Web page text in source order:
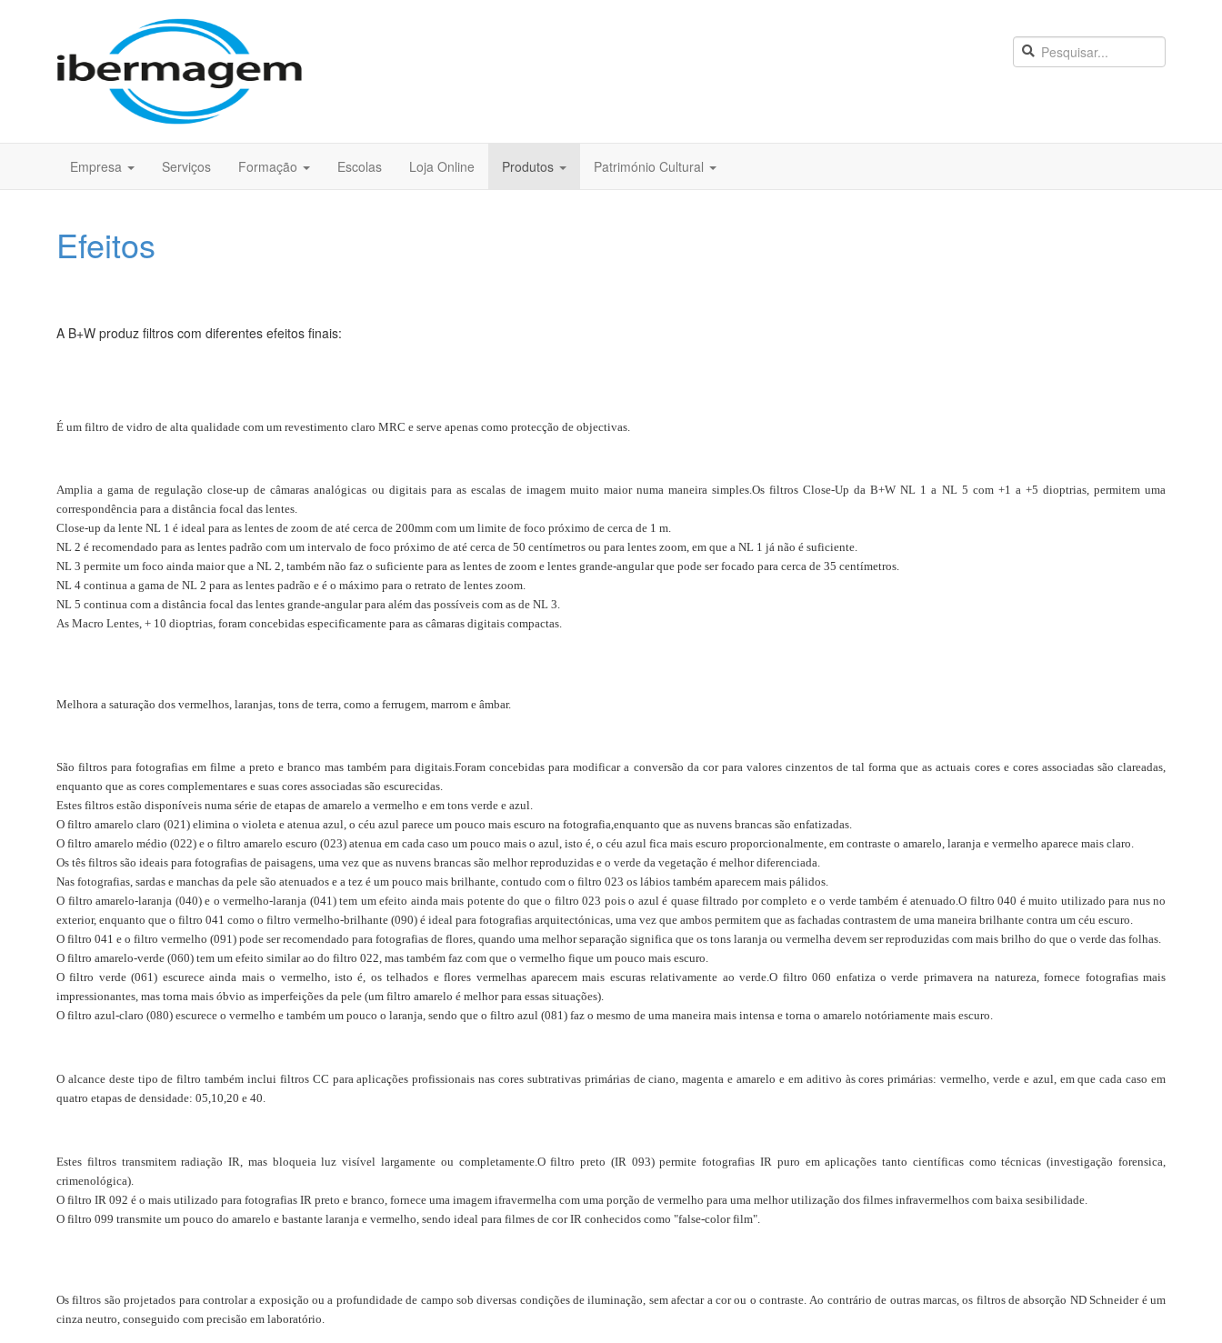
Empresa Serviços Formação Escolas Loja Online Produtos Património Cultural
Efeitos
A B+W produz filtros com diferentes efeitos finais:
É um filtro de vidro de alta qualidade com um revestimento claro MRC e serve apenas como protecção de objectivas.
Amplia a gama de regulação close-up de câmaras analógicas ou digitais para as escalas de imagem muito maior numa maneira simples.Os filtros Close-Up da B+W NL 1 a NL 5 com +1 a +5 dioptrias, permitem uma
correspondência para a distância focal das lentes.
Close-up da lente NL 1 é ideal para as lentes de zoom de até cerca de 200mm com um limite de foco próximo de cerca de 1 m.
NL 2 é recomendado para as lentes padrão com um intervalo de foco próximo de até cerca de 50 centímetros ou para lentes zoom, em que a NL 1 já não é suficiente.
NL 3 permite um foco ainda maior que a NL 2, também não faz o suficiente para as lentes de zoom e lentes grande-angular que pode ser focado para cerca de 35 centímetros.
NL 4 continua a gama de NL 2 para as lentes padrão e é o máximo para o retrato de lentes zoom.
NL 5 continua com a distância focal das lentes grande-angular para além das possíveis com as de NL 3.
As Macro Lentes, + 10 dioptrias, foram concebidas especificamente para as câmaras digitais compactas.
Melhora a saturação dos vermelhos, laranjas, tons de terra, como a ferrugem, marrom e âmbar.
São filtros para fotografias em filme a preto e branco mas também para digitais.Foram concebidas para modificar a conversão da cor para valores cinzentos de tal forma que as actuais cores e cores associadas são clareadas,
enquanto que as cores complementares e suas cores associadas são escurecidas.
Estes filtros estão disponíveis numa série de etapas de amarelo a vermelho e em tons verde e azul.
O filtro amarelo claro (021) elimina o violeta e atenua azul, o céu azul parece um pouco mais escuro na fotografia,enquanto que as nuvens brancas são enfatizadas.
O filtro amarelo médio (022) e o filtro amarelo escuro (023) atenua em cada caso um pouco mais o azul, isto é, o céu azul fica mais escuro proporcionalmente, em contraste o amarelo, laranja e vermelho aparece mais claro.
Os tês filtros são ideais para fotografias de paisagens, uma vez que as nuvens brancas são melhor reproduzidas e o verde da vegetação é melhor diferenciada.
Nas fotografias, sardas e manchas da pele são atenuados e a tez é um pouco mais brilhante, contudo com o filtro 023 os lábios também aparecem mais pálidos.
O filtro amarelo-laranja (040) e o vermelho-laranja (041) tem um efeito ainda mais potente do que o filtro 023 pois o azul é quase filtrado por completo e o verde também é atenuado.O filtro 040 é muito utilizado para nus no
exterior, enquanto que o filtro 041 como o filtro vermelho-brilhante (090) é ideal para fotografias arquitectónicas, uma vez que ambos permitem que as fachadas contrastem de uma maneira brilhante contra um céu escuro.
O filtro 041 e o filtro vermelho (091) pode ser recomendado para fotografias de flores, quando uma melhor separação significa que os tons laranja ou vermelha devem ser reproduzidas com mais brilho do que o verde das folhas.
O filtro amarelo-verde (060) tem um efeito similar ao do filtro 022, mas também faz com que o vermelho fique um pouco mais escuro.
O filtro verde (061) escurece ainda mais o vermelho, isto é, os telhados e flores vermelhas aparecem mais escuras relativamente ao verde.O filtro 060 enfatiza o verde primavera na natureza, fornece fotografias mais
impressionantes, mas torna mais óbvio as imperfeições da pele (um filtro amarelo é melhor para essas situações).
O filtro azul-claro (080) escurece o vermelho e também um pouco o laranja, sendo que o filtro azul (081) faz o mesmo de uma maneira mais intensa e torna o amarelo notóriamente mais escuro.
O alcance deste tipo de filtro também inclui filtros CC para aplicações profissionais nas cores subtrativas primárias de ciano, magenta e amarelo e em aditivo às cores primárias: vermelho, verde e azul, em que cada caso em
quatro etapas de densidade: 05,10,20 e 40.
Estes filtros transmitem radiação IR, mas bloqueia luz visível largamente ou completamente.O filtro preto (IR 093) permite fotografias IR puro em aplicações tanto científicas como técnicas (investigação forensica,
crimenológica).
O filtro IR 092 é o mais utilizado para fotografias IR preto e branco, fornece uma imagem ifravermelha com uma porção de vermelho para uma melhor utilização dos filmes infravermelhos com baixa sesibilidade.
O filtro 099 transmite um pouco do amarelo e bastante laranja e vermelho, sendo ideal para filmes de cor IR conhecidos como "false-color film".
Os filtros são projetados para controlar a exposição ou a profundidade de campo sob diversas condições de iluminação, sem afectar a cor ou o contraste.Ao contrário de outras marcas, os filtros de absorção ND Schneider é um
cinza neutro, conseguido com precisão em laboratório.